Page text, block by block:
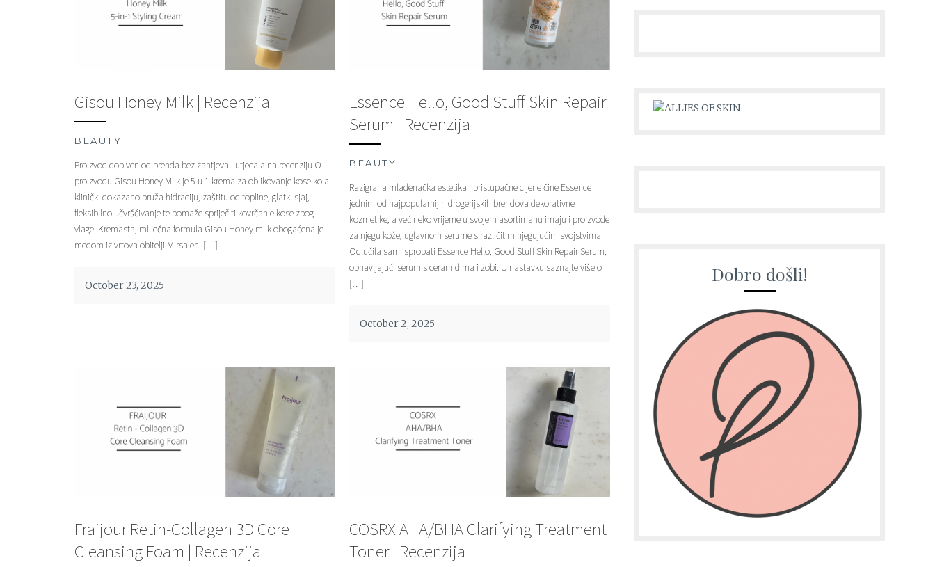
Gisou Honey Milk | Recenzija
BEAUTY
Proizvod dobiven od brenda bez zahtjeva i utjecaja na recenziju O
proizvodu Gisou Honey Milk je 5 u 1 krema za oblikovanje kose koja
klinički dokazano pruža hidraciju, zaštitu od topline, glatki sjaj,
fleksibilno učvršćivanje te pomaže spriječiti kovrčanje kose zbog
vlage. Kremasta, mliječna formula Gisou Honey milk obogaćena je
medom iz vrtova obitelji Mirsalehi […]
October 23, 2025
Essence Hello, Good Stuff Skin Repair
Serum | Recenzija
BEAUTY
Razigrana mladenačka estetika i pristupačne cijene čine Essence
jednim od najpopularnijih drogerijskih brendova dekorativne
kozmetike, a već neko vrijeme u svojem asortimanu imaju i proizvode
za njegu kože, uglavnom serume s različitim njegujućim svojstvima.
Odlučila sam isprobati Essence Hello, Good Stuff Skin Repair Serum,
obnavljajući serum s ceramidima i zobi. U nastavku saznajte više o
[…]
October 2, 2025
Fraijour Retin-Collagen 3D Core
Cleansing Foam | Recenzija
COSRX AHA/BHA Clarifying Treatment
Toner | Recenzija
Dobro došli!